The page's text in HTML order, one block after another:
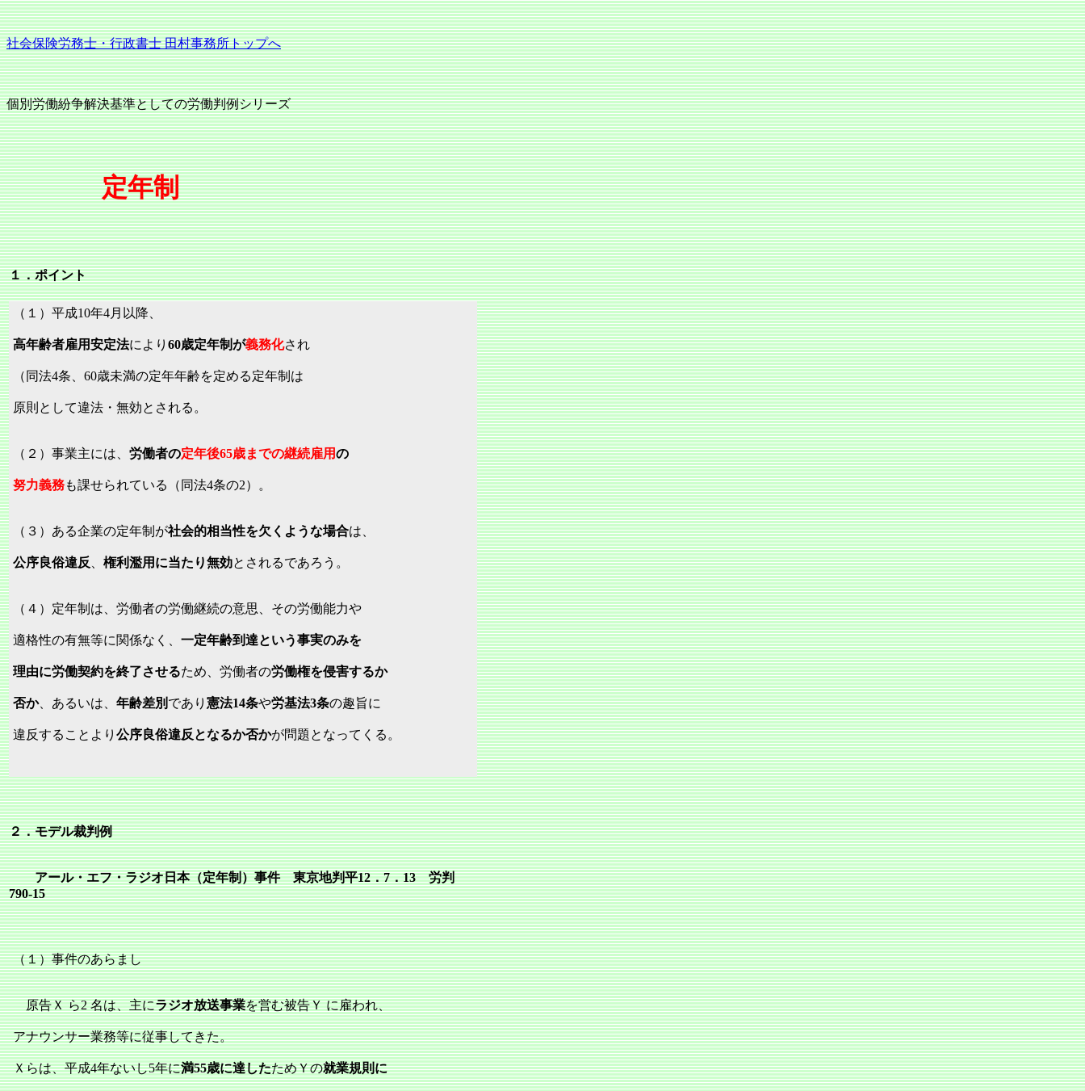
社会保険労務士・行政書士 田村事務所トップへ
個別労働紛争解決基準としての労働判例シリーズ
定年制
１．ポイント
（１）平成10年4月以降、
高年齢者雇用安定法により 60歳定年制が義務化され
（同法4条、60歳未満の定年年齢を定める定年制は
原則として違法・無効とされる。
（２）事業主には、 労働者の定年後65歳までの継続雇用の
努力義務も課せられている（同法4条の2）。
（３）ある企業の定年制が社会的相当性を欠くような場合は、
公序良俗違反 権利濫用に当たり無効とされるであろう。
（４）定年制は、労働者の労働継続の意思、その労働能力や
適格性の有無等に関係なく、 一定年齢到達という事実のみを
理由に労働契約を終了させるため、労働者の労働権を侵害するか
否か、あるいは、 年齢差別 であり 憲法14条や労基法3条の趣旨に
違反することより 公序良俗違反となるか否かが問題となってくる。
２．モデル裁判例
アール・エフ・ラジオ日本（定年制）事件 東京地判平12．7．13 労判
790‐15
（１）事件のあらまし
原告Ｘ ら2 名は、主にラジオ放送事業を営む被告Ｙ に雇われ、
アナウンサー業務等に従事してきた。
Ｘらは、平成4年ないし5年に満55歳に達したためＹの就業規則に